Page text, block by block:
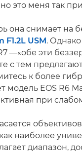
это меня так
она снимает на
F1.2L USM .
—«обе эти
с тем
к более
модель EOS R6
при
как наиболее
диапазон,